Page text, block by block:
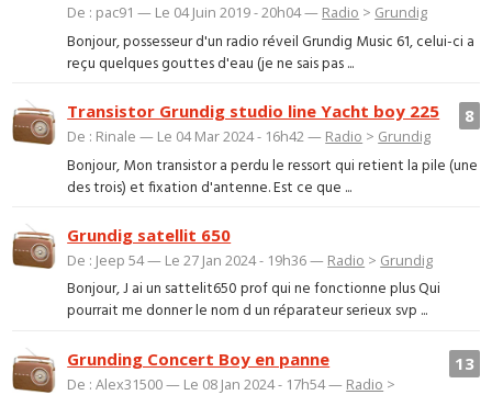
De : pac91 — Le 04 Juin 2019 - 20h04 — Radio > Grundig
Bonjour, possesseur d'un radio réveil Grundig Music 61, celui-ci a
reçu quelques gouttes d'eau (je ne sais pas ...
8
Transistor Grundig studio line Yacht boy 225
De : Rinale — Le 04 Mar 2024 - 16h42 — Radio > Grundig
Bonjour, Mon transistor a perdu le ressort qui retient la pile (une
des trois) et fixation d'antenne. Est ce que ...
Grundig satellit 650
De : Jeep 54 — Le 27 Jan 2024 - 19h36 — Radio > Grundig
Bonjour, J ai un sattelit650 prof qui ne fonctionne plus Qui
pourrait me donner le nom d un réparateur serieux svp ...
13
Grunding Concert Boy en panne
De : Alex31500 — Le 08 Jan 2024 - 17h54 — Radio >